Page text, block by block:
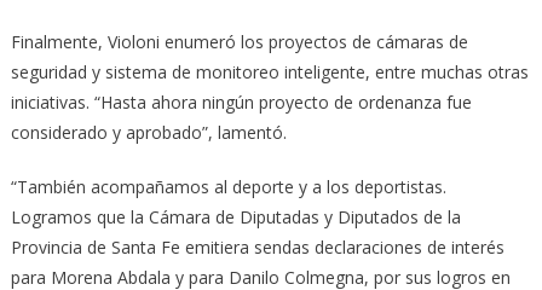
Finalmente, Violoni enumeró los proyectos de cámaras de
seguridad y sistema de monitoreo inteligente, entre muchas otras
iniciativas. “Hasta ahora ningún proyecto de ordenanza fue
considerado y aprobado”, lamentó.
“También acompañamos al deporte y a los deportistas.
Logramos que la Cámara de Diputadas y Diputados de la
Provincia de Santa Fe emitiera sendas declaraciones de interés
para Morena Abdala y para Danilo Colmegna, por sus logros en